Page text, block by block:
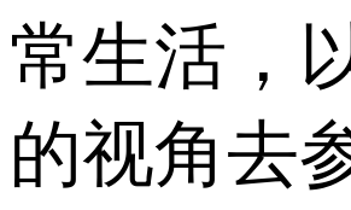
常生活，
的视角去